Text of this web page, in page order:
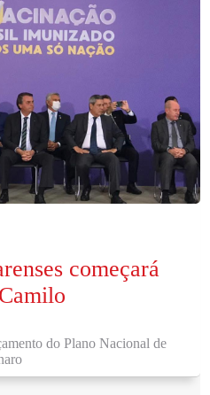
começará
do Plano Nacional de